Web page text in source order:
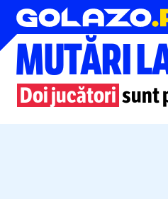
Campionate
MUTĂRI
Doi jucători sunt